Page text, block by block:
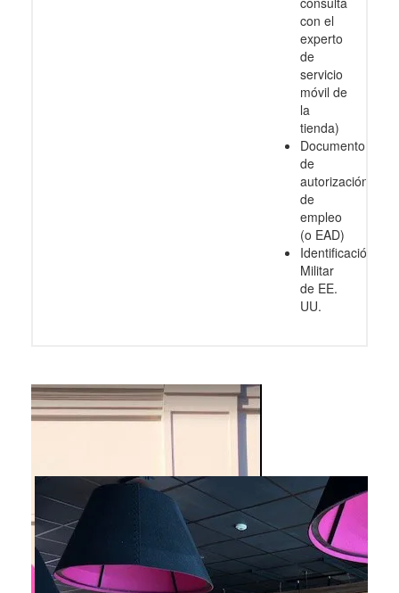
con el
experto
de
servicio
móvil de
la
tienda)
Documento
de
autorización
de
empleo
(o EAD)
Identificación
Militar
de EE.
UU.